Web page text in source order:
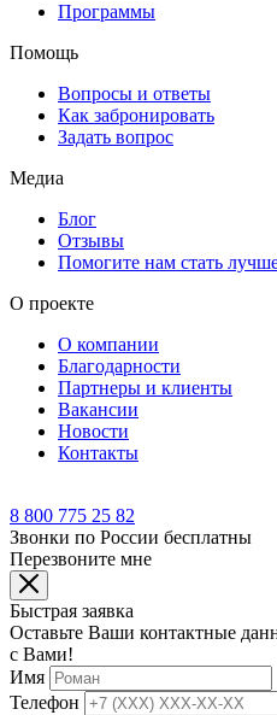
Программы
Помощь
Вопросы и ответы
Как забронировать
Задать вопрос
Медиа
Блог
Отзывы
Помогите нам стать
О проекте
О компании
Благодарности
Партнеры и клиенты
Вакансии
Новости
Контакты
8 800 775 25 82
Звонки по России бесплатны
Перезвоните мне
Быстрая заявка
Оставьте Ваши контактные
с Вами!
Имя
Телефон